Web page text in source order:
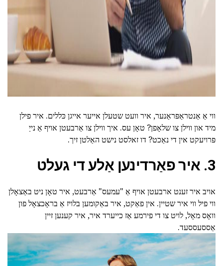
ווי אַ אַנטראַפּראַנער, איר וועט שטעלן אייער אייגן כּללים. איר פילן
מיד און ווילן צו שלאָפן? טאָן עס. איך ווילן צו אַרבעטן אויף אַ נייַ
פּרויעקט אין די נאַכט? דו זאלסט נישט האַלטן זיך.
3. איר פאַרדינען אַלע די געלט
אויב איר זענט ארבעטן אויף אַ "עמעס" אַרבעט, איר טאָן ניט באַצאָלן
ווי פיל ווי איר שטיין. אין פאַקט, איר באַקומען בלויז אַ בראָכצאָל פון
וואָס מאָל, לויט צו די פירמע אַז כייערד איר, איר קענען זיין
אַססעססעד.